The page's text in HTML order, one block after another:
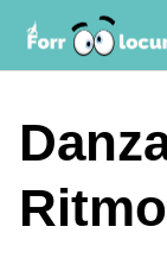
contenido